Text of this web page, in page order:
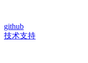
github
技术支持